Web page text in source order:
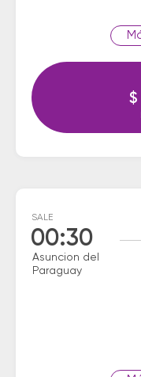
$
SALE
00:30
Asuncion del
Paraguay